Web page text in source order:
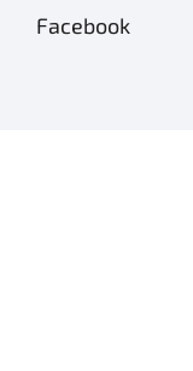
Facebook